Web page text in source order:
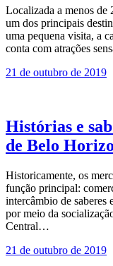
Localizada a menos de
um dos principais
uma pequena visita, a
conta com atrações
21 de outubro de 2019
Histórias e
de Belo
Historicamente, os
função principal:
intercâmbio de saberes
por meio da
Central…
21 de outubro de 2019